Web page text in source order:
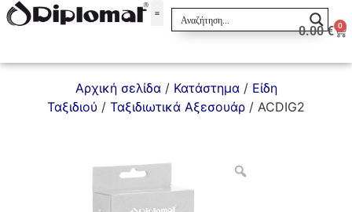
0.00€ 0
Αρχική σελίδα/ Κατάστημα/ Είδη
Ταξιδιού / Ταξιδιωτικά Αξεσουάρ / ACDIG2